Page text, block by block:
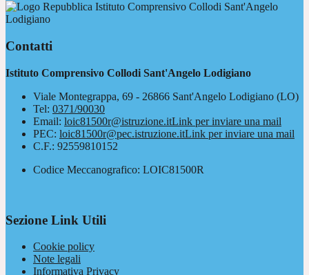
Istituto Comprensivo Collodi Sant'Angelo
Lodigiano
Contatti
Istituto Comprensivo Collodi Sant'Angelo Lodigiano
Viale Montegrappa, 69 - 26866 Sant'Angelo Lodigiano (LO)
Tel: 0371/90030
Email: loic81500r@istruzione.itLink per inviare una mail
PEC: loic81500r@pec.istruzione.itLink per inviare una mail
C.F.: 92559810152
Codice Meccanografico: LOIC81500R
Sezione Link Utili
Cookie policy
Note legali
Informativa Privacy